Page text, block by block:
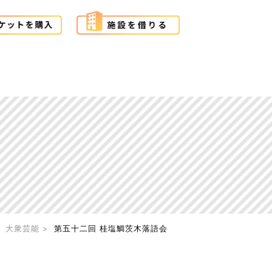
大衆芸能 第五十二回 桂塩鯛茨木落語会